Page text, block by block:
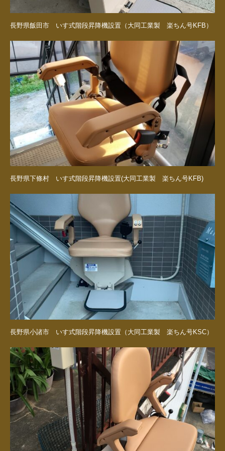
長野県飯田市 いす式階段昇降機設置（大同工業製 楽ちん号KFB）
長野県下條村 いす式階段昇降機設置(大同工業製 楽ちん号KFB)
長野県小諸市 いす式階段昇降機設置（大同工業製 楽ちん号KSC）